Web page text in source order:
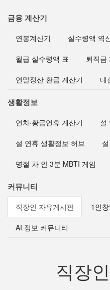
금융 계산기
연봉계산기 실수령액 역
월급 실수령액 표 퇴직금
연말정산 환급 계산기 대
생활정보
연차·황금연휴 계산기 설
설 연휴 생활정보 허브
명절 차 안 3분 MBTI 게임
커뮤니티
직장인 자유게시판 1인
AI 정보 커뮤니티
직장